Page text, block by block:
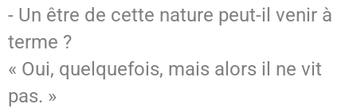
- Un être de cette nature peut-il venir à
terme ?
« Oui, quelquefois, mais alors il ne vit
pas. »